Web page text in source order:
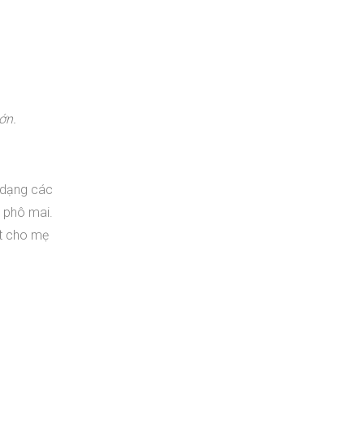
các
mai.
cho mẹ